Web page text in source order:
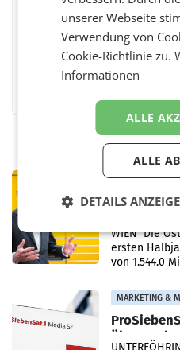
FacebookTwitterMessenger
PRIMENEWS
WIEN Die
ersten
von 1.544,0
einem Plus
MARKETING &
unserer Webseite
Verwendung von
Cookie-Richtlinie zu.
Informationen
ALLE
ALLE
DETAILS